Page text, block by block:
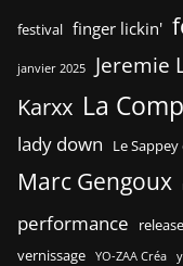
festival finger lickin'
janvier 2025 Jeremie
Karxx La
lady down Le
Marc Gengoux
performance release
vernissage YO-ZAA Créa